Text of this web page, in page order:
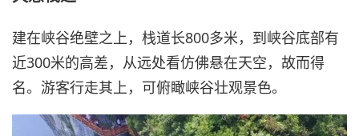
建在峡谷绝壁之上，栈道长800多米，到峡谷底部有
近300米的高差，从远处看仿佛悬在天空，故而得
名。游客行走其上，可俯瞰峡谷壮观景色。